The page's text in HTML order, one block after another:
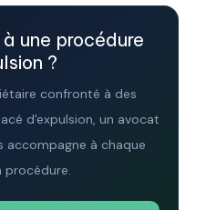
une procédure
?
confronté à des
d'expulsion, un avocat
accompagne à chaque
procédure.